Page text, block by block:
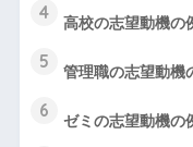
4 高校の志望動機の
5 管理職の志望動機
6 ゼミの志望動機の